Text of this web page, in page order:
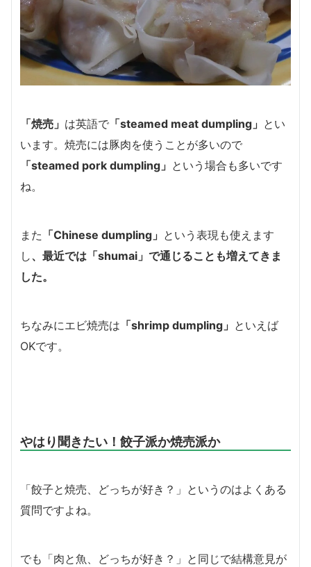
「焼売」 は英語で 「steamed meat dumpling」 とい
います。焼売には豚肉を使うことが多いので
「steamed pork dumpling」 という場合も多いです
ね。
また 「Chinese dumpling」 という表現も使えます
し、最近では 「shumai」 で通じることも増えてきま
した。
ちなみにエビ焼売は 「shrimp dumpling」 といえば
OKです。
やはり聞きたい！餃子派か焼売派か
「餃子と焼売、どっちが好き？」というのはよくある
質問ですよね。
でも「肉と魚、どっちが好き？」と同じで結構意見が